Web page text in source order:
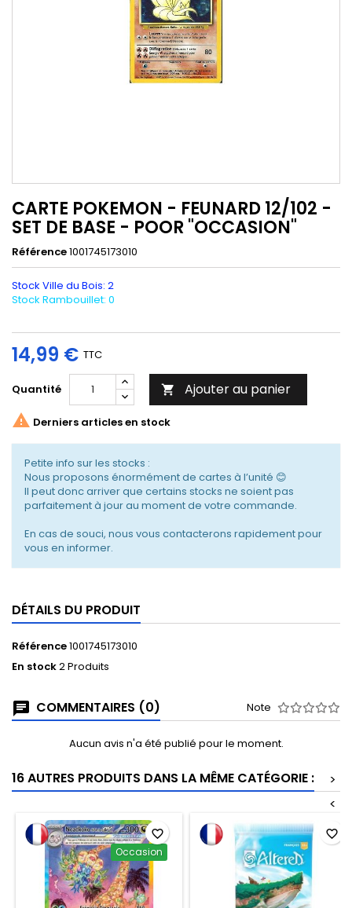
CARTE POKEMON - FEUNARD 12/102 -
SET DE BASE - POOR "OCCASION"
Référence1001745173010
Stock Ville du Bois: 2
Stock Rambouillet: 0
14,99 € TTC
Quantité  Ajouter au panier
 Derniers articles en stock
Petite info sur les stocks :
Nous proposons énormément de cartes à l’unité 😊
Il peut donc arriver que certains stocks ne soient pas
parfaitement à jour au moment de votre commande.
En cas de souci, nous vous contacterons rapidement pour
vous en informer.
DÉTAILS DU PRODUIT
Référence1001745173010
En stock2 Produits
COMMENTAIRES (0) Note
Aucun avis n'a été publié pour le moment.
16 AUTRES PRODUITS DANS LA MÊME CATÉGORIE :
>
<
Occasion
favorite_border favorite_border